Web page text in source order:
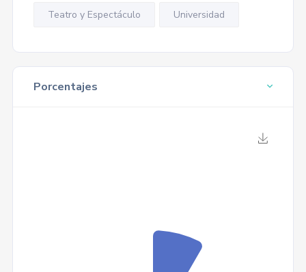
Teatro y Espectáculo Universidad
Porcentajes